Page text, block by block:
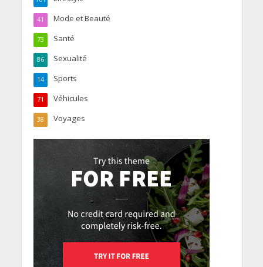
Mode et Beauté
41
Santé
73
Sexualité
86
Sports
14
Véhicules
71
Voyages
38